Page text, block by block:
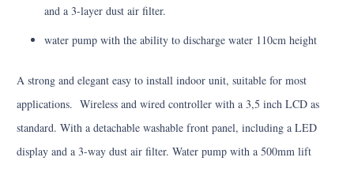
and a 3-layer dust air filter.
water pump with the ability to discharge water 110cm height
A strong and elegant easy to install indoor unit, suitable for most
applications. Wireless and wired controller with a 3,5 inch LCD as
standard. With a detachable washable front panel, including a LED
display and a 3-way dust air filter. Water pump with a 500mm lift